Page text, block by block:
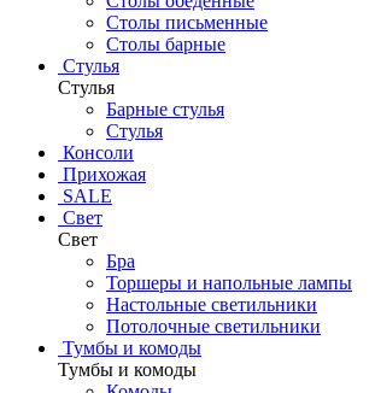
Столы письменные
Столы барные
Стулья
Стулья
Барные стулья
Стулья
Консоли
Прихожая
SALE
Свет
Свет
Бра
Торшеры и напольные лампы
Настольные светильники
Потолочные светильники
Тумбы и комоды
Тумбы и комоды